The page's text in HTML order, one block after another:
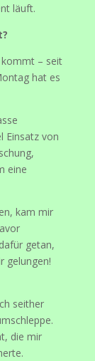
läuft.
kommt – seit
hat es
Einsatz von
eine
kam mir
dafür getan,
gelungen!
seither
die mir